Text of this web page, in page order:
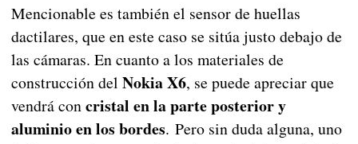
Mencionable es también el sensor de huellas
dactilares, que en este caso se sitúa justo debajo de
las cámaras. En cuanto a los materiales de
construcción del Nokia X6, se puede apreciar que
vendrá concristal en la parte posterior y
aluminio en los bordes. Pero sin duda alguna, uno